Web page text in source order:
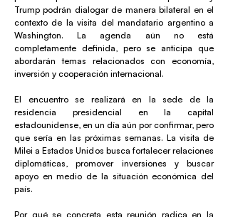
Trump podrán dialogar de manera bilateral en el
contexto de la visita del mandatario argentino a
Washington. La agenda aún no está
completamente definida, pero se anticipa que
abordarán temas relacionados con economía,
inversión y cooperación internacional.
El encuentro se realizará en la sede de la
residencia presidencial en la capital
estadounidense, en un día aún por confirmar, pero
que sería en las próximas semanas. La visita de
Milei a Estados Unidos busca fortalecer relaciones
diplomáticas, promover inversiones y buscar
apoyo en medio de la situación económica del
país.
Por qué se concreta esta reunión radica en la